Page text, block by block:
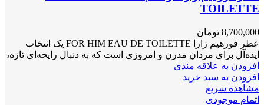
TOILETTE
8,700,000 تومان
عطر فورهیم زارا FOR HIM EAU DE TOILETTE یک انتخاب
ایده‌آل برای مردان مدرن و امروزی است که به دنبال رایحه‌ای تازه،
افزودن به علاقه مندی
افزودن به سبد خرید
مشاهده سریع
اتمام موجودی